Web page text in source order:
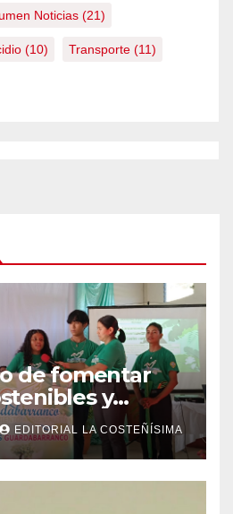
Noticias (21)
(10) Transporte (11)
de fomentar
y
en las
educativas
EDITORIAL LA COSTEÑÍSIMA